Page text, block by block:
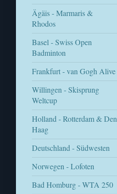
Ägäis - Marmaris &
Rhodos
Basel - Swiss Open
Badminton
Frankfurt - van Gogh Alive
Willingen - Skisprung
Weltcup
Holland - Rotterdam & Den
Haag
Deutschland - Südwesten
Norwegen - Lofoten
Bad Homburg - WTA 250